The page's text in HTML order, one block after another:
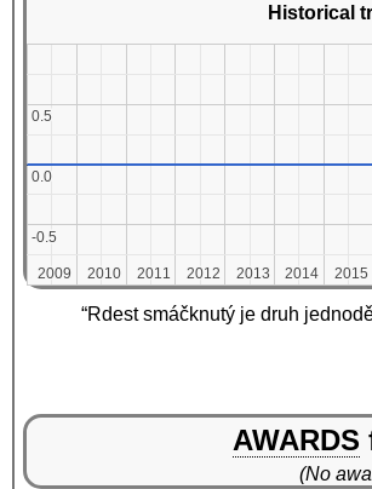
Historical
2009
2009 2010
2010 2011
2011 2012
2012 2013
2013 2014
2014 2015
2015
-0.5
-0.5
0.0
0.0
0.5
0.5
“Rdest smáčknutý je druh
AWARDS
(No